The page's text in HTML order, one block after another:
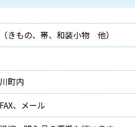
きもの、帯、和装小物 他）
町内
、メール